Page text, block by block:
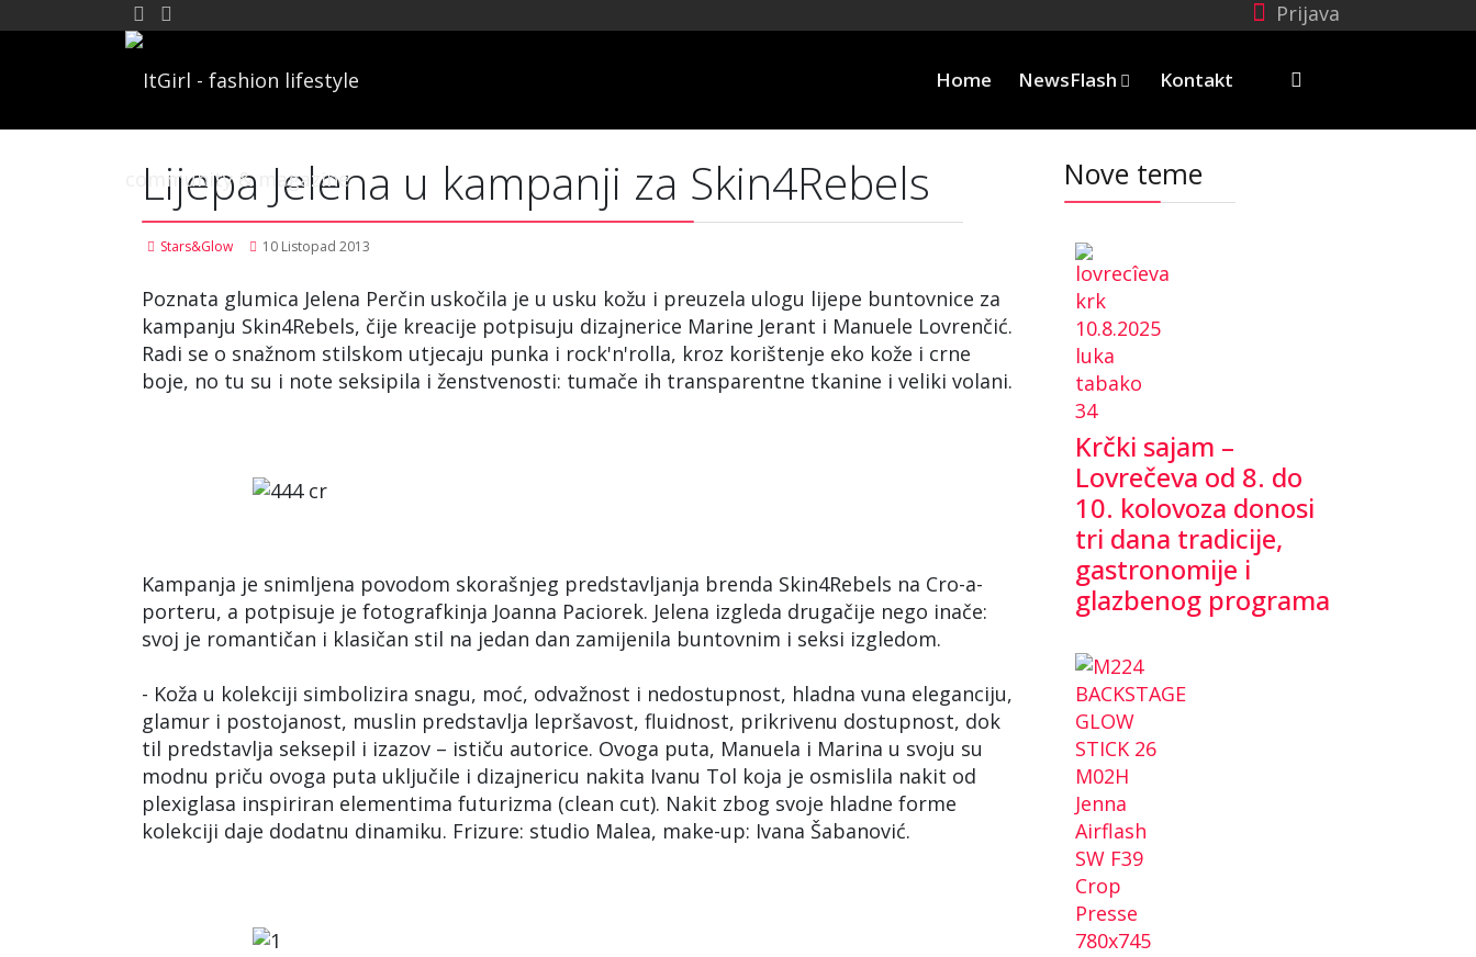
Prijava
Home NewsFlash Kontakt
Lijepa Jelena u kampanji za Skin4Rebels
Stars&Glow 10 Listopad 2013
Poznata glumica Jelena Perčin uskočila je u usku kožu i preuzela ulogu lijepe buntovnice za
kampanju Skin4Rebels, čije kreacije potpisuju dizajnerice Marine Jerant i Manuele Lovrenčić.
Radi se o snažnom stilskom utjecaju punka i rock'n'rolla, kroz korištenje eko kože i crne
boje, no tu su i note seksipila i ženstvenosti: tumače ih transparentne tkanine i veliki volani.
Kampanja je snimljena povodom skorašnjeg predstavljanja brenda Skin4Rebels na Cro-a-
porteru, a potpisuje je fotografkinja Joanna Paciorek. Jelena izgleda drugačije nego inače:
svoj je romantičan i klasičan stil na jedan dan zamijenila buntovnim i seksi izgledom.
- Koža u kolekciji simbolizira snagu, moć, odvažnost i nedostupnost, hladna vuna eleganciju,
glamur i postojanost, muslin predstavlja lepršavost, fluidnost, prikrivenu dostupnost, dok
til predstavlja seksepil i izazov – ističu autorice. Ovoga puta, Manuela i Marina u svoju su
modnu priču ovoga puta uključile i dizajnericu nakita Ivanu Tol koja je osmislila nakit od
plexiglasa inspiriran elementima futurizma (clean cut). Nakit zbog svoje hladne forme
kolekciji daje dodatnu dinamiku. Frizure: studio Malea, make-up: Ivana Šabanović.
Nove teme
Krčki sajam –
Lovrečeva od 8. do
10. kolovoza donosi
tri dana tradicije,
gastronomije i
glazbenog programa